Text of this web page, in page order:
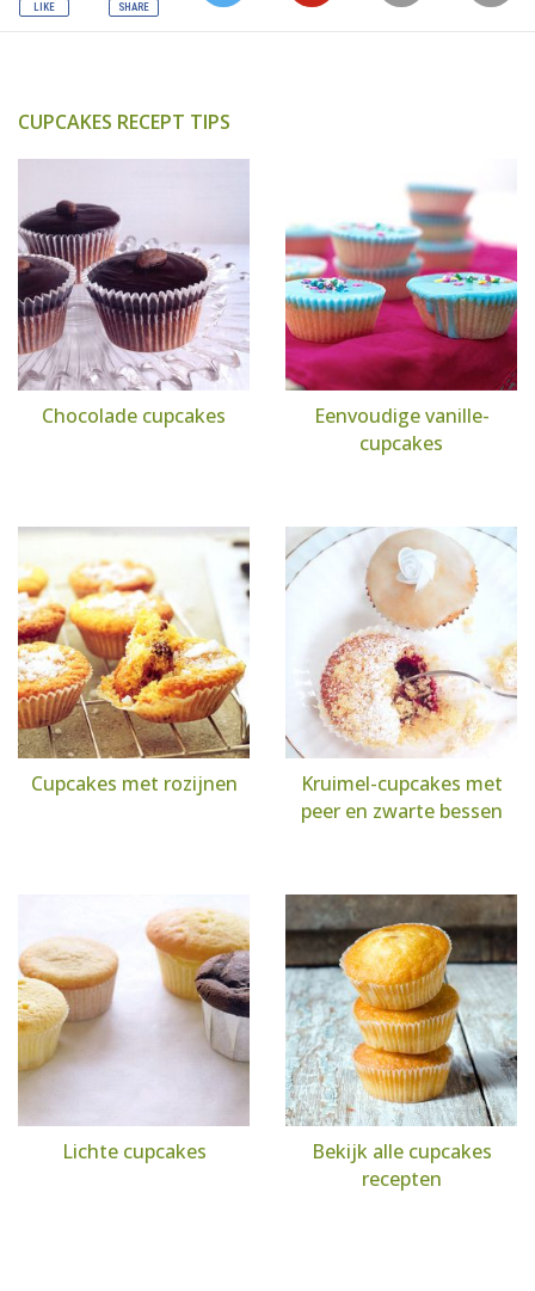
CUPCAKES RECEPT TIPS
Chocolade cupcakes
Eenvoudige vanille-
cupcakes
Cupcakes met rozijnen
Kruimel-cupcakes met
peer en zwarte bessen
Lichte cupcakes
Bekijk alle cupcakes
recepten